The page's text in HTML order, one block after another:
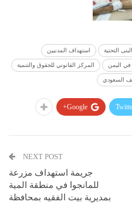
التحتية استهداف المدنيين
في اليمن المركز القانوني للحقوق والتنمية
السعودي
Google+
NEXT POST
جريمة استهداف مزرعة
للمانجوا في منطقة المية
بمديرية بيت الفقيه بمحافظة